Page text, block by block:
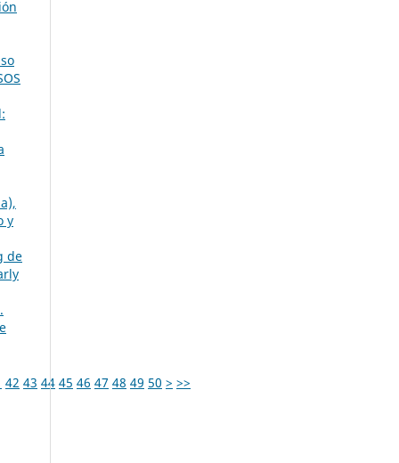
y
de
42 43 44 45 46 47 48 49 50 > >>